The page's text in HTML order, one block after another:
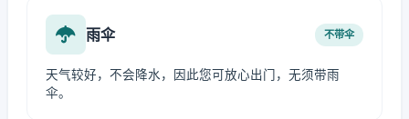
雨伞 不带伞
天气较好，不会降水，因此您可放心出门，无须带雨
伞。